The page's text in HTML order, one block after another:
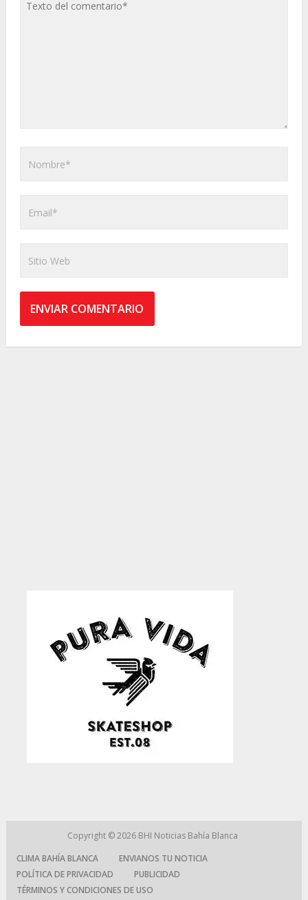
Copyright © 2026 BHI Noticias Bahía Blanca
CLIMA BAHÍA BLANCA
ENVIANOS TU NOTICIA
POLÍTICA DE PRIVACIDAD
PUBLICIDAD
TÉRMINOS Y CONDICIONES DE USO